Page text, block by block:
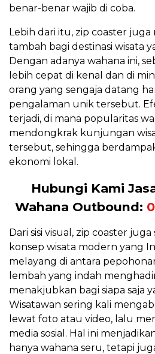
benar-benar wajib di coba.
Lebih dari itu, zip coaster
tambah bagi destinasi wisata
Dengan adanya wahana ini,
lebih cepat di kenal dan di
orang yang sengaja datang
pengalaman unik tersebut.
terjadi, di mana popularitas
mendongkrak kunjungan
tersebut, sehingga
ekonomi lokal.
Hubungi Kami
Wahana Outbound:
Dari sisi visual, zip coaster
konsep wisata modern yang
melayang di antara
lembah yang indah
menakjubkan bagi siapa saja
Wisatawan sering kali
lewat foto atau video, lalu
media sosial. Hal ini
hanya wahana seru, tetapi